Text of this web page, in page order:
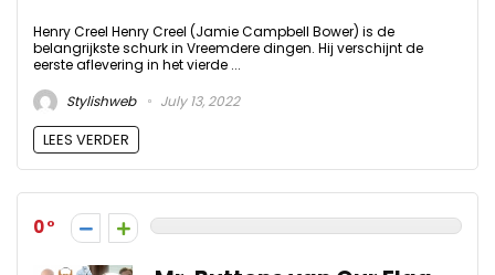
Henry Creel Henry Creel (Jamie Campbell Bower) is de
belangrijkste schurk in Vreemdere dingen. Hij verschijnt de
eerste aflevering in het vierde ...
Stylishweb
July 13, 2022
LEES VERDER
0